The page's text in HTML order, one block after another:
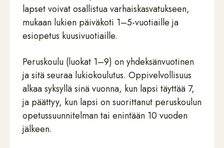
lapset voivat osallistua varhaiskasvatukseen,
mukaan lukien päiväkoti 1–5-vuotiaille ja
esiopetus kuusivuotiaille.
Peruskoulu (luokat 1–9) on yhdeksänvuotinen
ja sitä seuraa lukiokoulutus. Oppivelvollisuus
alkaa syksyllä sinä vuonna, kun lapsi täyttää 7,
ja päättyy, kun lapsi on suorittanut peruskoulun
opetussuunnitelman tai enintään 10 vuoden
jälkeen.